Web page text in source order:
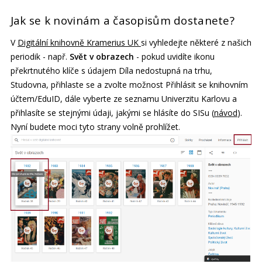
Jak se k novinám a časopisům dostanete?
V Digitální knihovně Kramerius UK si vyhledejte některé z našich
periodik - např. Svět v obrazech - pokud uvidíte ikonu
překrtnutého klíče s údajem Díla nedostupná na trhu,
Studovna, přihlaste se a zvolte možnost Přihlásit se knihovním
účtem/EduID, dále vyberte ze seznamu Univerzitu Karlovu a
přihlasíte se stejnými údaji, jakými se hlásíte do SISu (návod).
Nyní budete moci tyto strany volně prohlížet.